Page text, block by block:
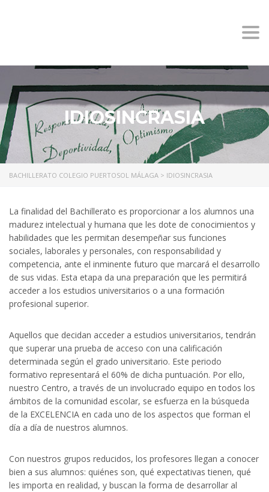
IDIOSINCRASIA
BACHILLERATO COLEGIO PUERTOSOL MÁLAGA > IDIOSINCRASIA
La finalidad del Bachillerato es proporcionar a los alumnos una
madurez intelectual y humana que les dote de conocimientos y
habilidades que les permitan desempeñar sus funciones
sociales, laborales y personales, con responsabilidad y
competencia, ante el inminente futuro que marcará el desarrollo
de sus vidas. Esta etapa da una preparación que les permitirá
acceder a los estudios universitarios o a una formación
profesional superior.
Aquellos que decidan acceder a estudios universitarios, tendrán
que superar una prueba de acceso con una calificación
determinada según el grado universitario. Este periodo
formativo representará el 60% de dicha puntuación. Por ello,
nuestro Centro, a través de un involucrado equipo en todos los
ámbitos de la comunidad escolar, se esfuerza en la búsqueda
de la EXCELENCIA en cada uno de los aspectos que forman el
día a día de nuestros alumnos.
Con nuestros grupos reducidos, los profesores llegan a conocer
bien a sus alumnos: quiénes son, qué expectativas tienen, qué
les importa en realidad, y buscan la forma de desarrollar al